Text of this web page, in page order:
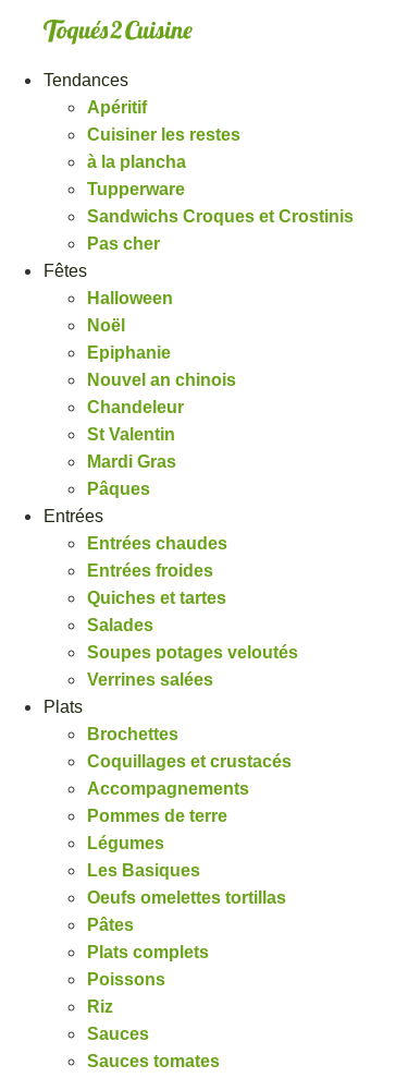
Tendances
Apéritif
Cuisiner les restes
à la plancha
Tupperware
Sandwichs Croques et Crostinis
Pas cher
Fêtes
Halloween
Noël
Epiphanie
Nouvel an chinois
Chandeleur
St Valentin
Mardi Gras
Pâques
Entrées
Entrées chaudes
Entrées froides
Quiches et tartes
Salades
Soupes potages veloutés
Verrines salées
Plats
Brochettes
Coquillages et crustacés
Accompagnements
Pommes de terre
Légumes
Les Basiques
Oeufs omelettes tortillas
Pâtes
Plats complets
Poissons
Riz
Sauces
Sauces tomates